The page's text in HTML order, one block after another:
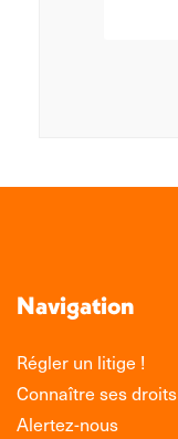
Navigation
Régler un litige !
Connaître ses droits
Alertez-nous